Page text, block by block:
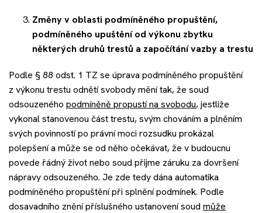
Změny v oblasti podmíněného propuštění,
podmíněného upuštění od výkonu zbytku
některých druhů trestů a započítání vazby a trestu
Podle § 88 odst. 1 TZ se úprava podmíněného propuštění
z výkonu trestu odnětí svobody mění tak, že soud
odsouzeného podmíněně propustí na svobodu, jestliže
vykonal stanovenou část trestu, svým chováním a plněním
svých povinností po právní moci rozsudku prokázal
polepšení a může se od něho očekávat, že v budoucnu
povede řádný život nebo soud přijme záruku za dovršení
nápravy odsouzeného. Je zde tedy dána automatika
podmíněného propuštění při splnění podmínek. Podle
dosavadního znění příslušného ustanovení soud může